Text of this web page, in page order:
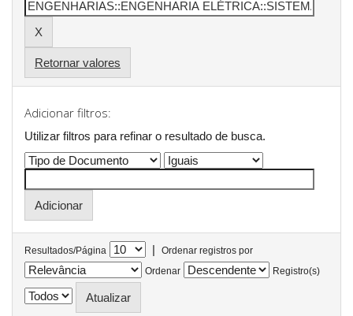
Retornar valores
Adicionar filtros:
Utilizar filtros para refinar o resultado de busca.
Resultados/Página |
Ordenar registros por
Ordenar
Registro(s)